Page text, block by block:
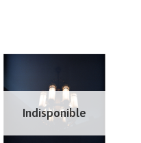
Indisponible